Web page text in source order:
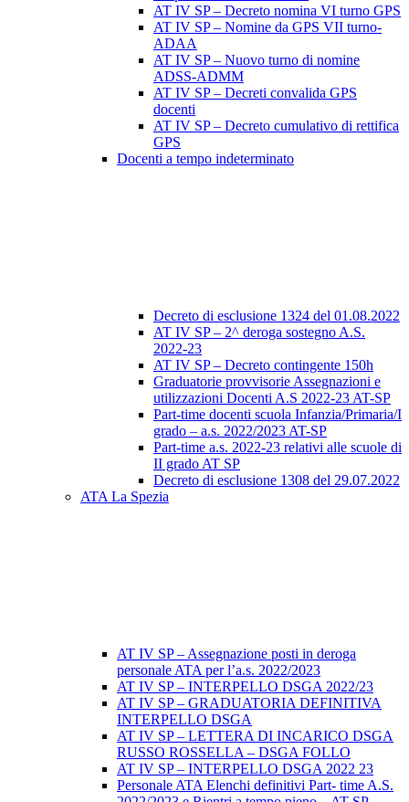
AT IV SP – Decreto nomina VI turno GPS
AT IV SP – Nomine da GPS VII turno-
ADAA
AT IV SP – Nuovo turno di nomine
ADSS-ADMM
AT IV SP – Decreti convalida GPS
docenti
AT IV SP – Decreto cumulativo di rettifica
GPS
Docenti a tempo indeterminato
Decreto di esclusione 1324 del 01.08.2022
AT IV SP – 2^ deroga sostegno A.S.
2022-23
AT IV SP – Decreto contingente 150h
Graduatorie provvisorie Assegnazioni e
utilizzazioni Docenti A.S 2022-23 AT-SP
Part-time docenti scuola Infanzia/Primaria/I
grado – a.s. 2022/2023 AT-SP
Part-time a.s. 2022-23 relativi alle scuole di
II grado AT SP
Decreto di esclusione 1308 del 29.07.2022
ATA La Spezia
AT IV SP – Assegnazione posti in deroga
personale ATA per l’a.s. 2022/2023
AT IV SP – INTERPELLO DSGA 2022/23
AT IV SP – GRADUATORIA DEFINITIVA
INTERPELLO DSGA
AT IV SP – LETTERA DI INCARICO DSGA
RUSSO ROSSELLA – DSGA FOLLO
AT IV SP – INTERPELLO DSGA 2022 23
Personale ATA Elenchi definitivi Part- time A.S.